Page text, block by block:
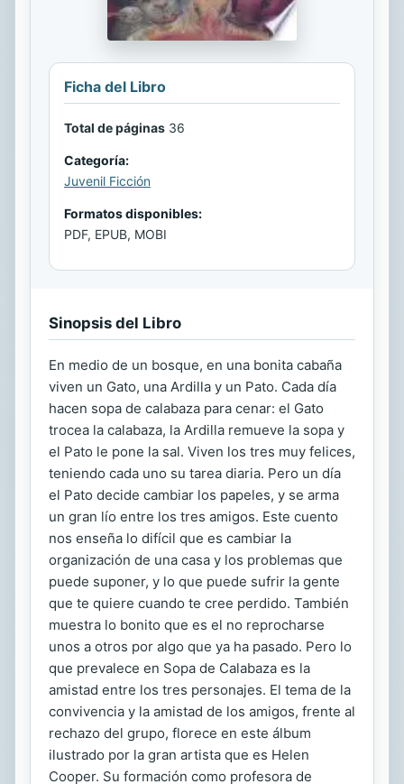
Ficha del Libro
Total de páginas 36
Categoría:
Juvenil Ficción
Formatos disponibles:
PDF, EPUB, MOBI
Sinopsis del Libro
En medio de un bosque, en una bonita cabaña
viven un Gato, una Ardilla y un Pato. Cada día
hacen sopa de calabaza para cenar: el Gato
trocea la calabaza, la Ardilla remueve la sopa y
el Pato le pone la sal. Viven los tres muy felices,
teniendo cada uno su tarea diaria. Pero un día
el Pato decide cambiar los papeles, y se arma
un gran lío entre los tres amigos. Este cuento
nos enseña lo difícil que es cambiar la
organización de una casa y los problemas que
puede suponer, y lo que puede sufrir la gente
que te quiere cuando te cree perdido. También
muestra lo bonito que es el no reprocharse
unos a otros por algo que ya ha pasado. Pero lo
que prevalece en Sopa de Calabaza es la
amistad entre los tres personajes. El tema de la
convivencia y la amistad de los amigos, frente al
rechazo del grupo, florece en este álbum
ilustrado por la gran artista que es Helen
Cooper. Su formación como profesora de